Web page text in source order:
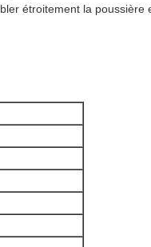
étroitement la poussière